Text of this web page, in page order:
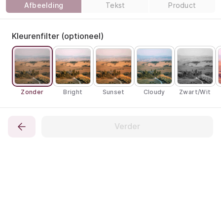
Afbeelding Tekst Product
Kleurenfilter (optioneel)
Zonder Bright Sunset Cloudy Zwart/Wit
Verder